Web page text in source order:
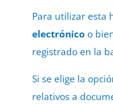
Para utilizar esta
electrónico o
registrado en la
Si se elige la
relativos a